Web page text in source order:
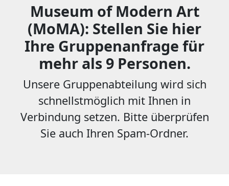
Museum of Modern Art
(MoMA): Stellen Sie hier
Ihre Gruppenanfrage für
mehr als 9 Personen.
Unsere Gruppenabteilung wird sich
schnellstmöglich mit Ihnen in
Verbindung setzen. Bitte überprüfen
Sie auch Ihren Spam-Ordner.